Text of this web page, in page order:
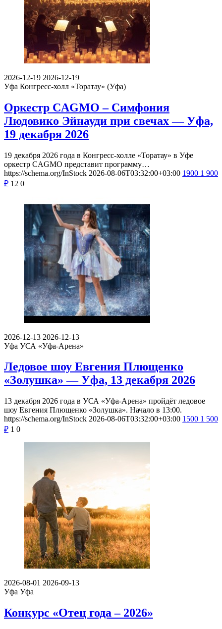
2026-12-19 2026-12-19
Уфа Конгресс-холл «Торатау» (Уфа)
Оркестр CAGMO – Симфония
Людовико Эйнауди при свечах — Уфа,
19 декабря 2026
19 декабря 2026 года в Конгресс-холле «Торатау» в Уфе
оркестр CAGMO представит программу…
https://schema.org/InStock 2026-08-06T03:32:00+03:00 1900 1 900
₽ 12 0
2026-12-13 2026-12-13
Уфа УСА «Уфа-Арена»
Ледовое шоу Евгения Плющенко
«Золушка» — Уфа, 13 декабря 2026
13 декабря 2026 года в УСА «Уфа-Арена» пройдёт ледовое
шоу Евгения Плющенко «Золушка». Начало в 13:00.
https://schema.org/InStock 2026-08-06T03:32:00+03:00 1500 1 500
₽ 1 0
2026-08-01 2026-09-13
Уфа Уфа
Конкурс «Отец года – 2026»